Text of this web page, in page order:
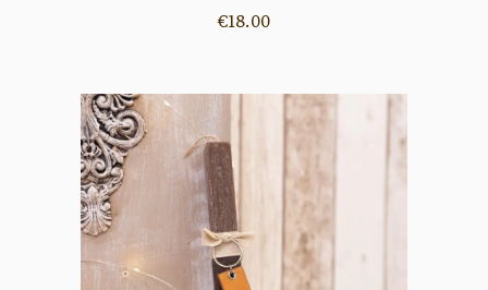
€18.00